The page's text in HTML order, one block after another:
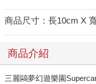
商品尺寸： 長10cm X
商品介紹
三麗鷗夢幻遊樂園